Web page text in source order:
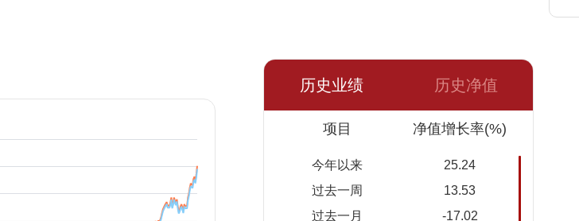
历史业绩
历史净值
项目 净值增长率(%)
今年以来
25.24
过去一周
13.53
过去一月
-17.02
净值
累计净
2026-
1.6987